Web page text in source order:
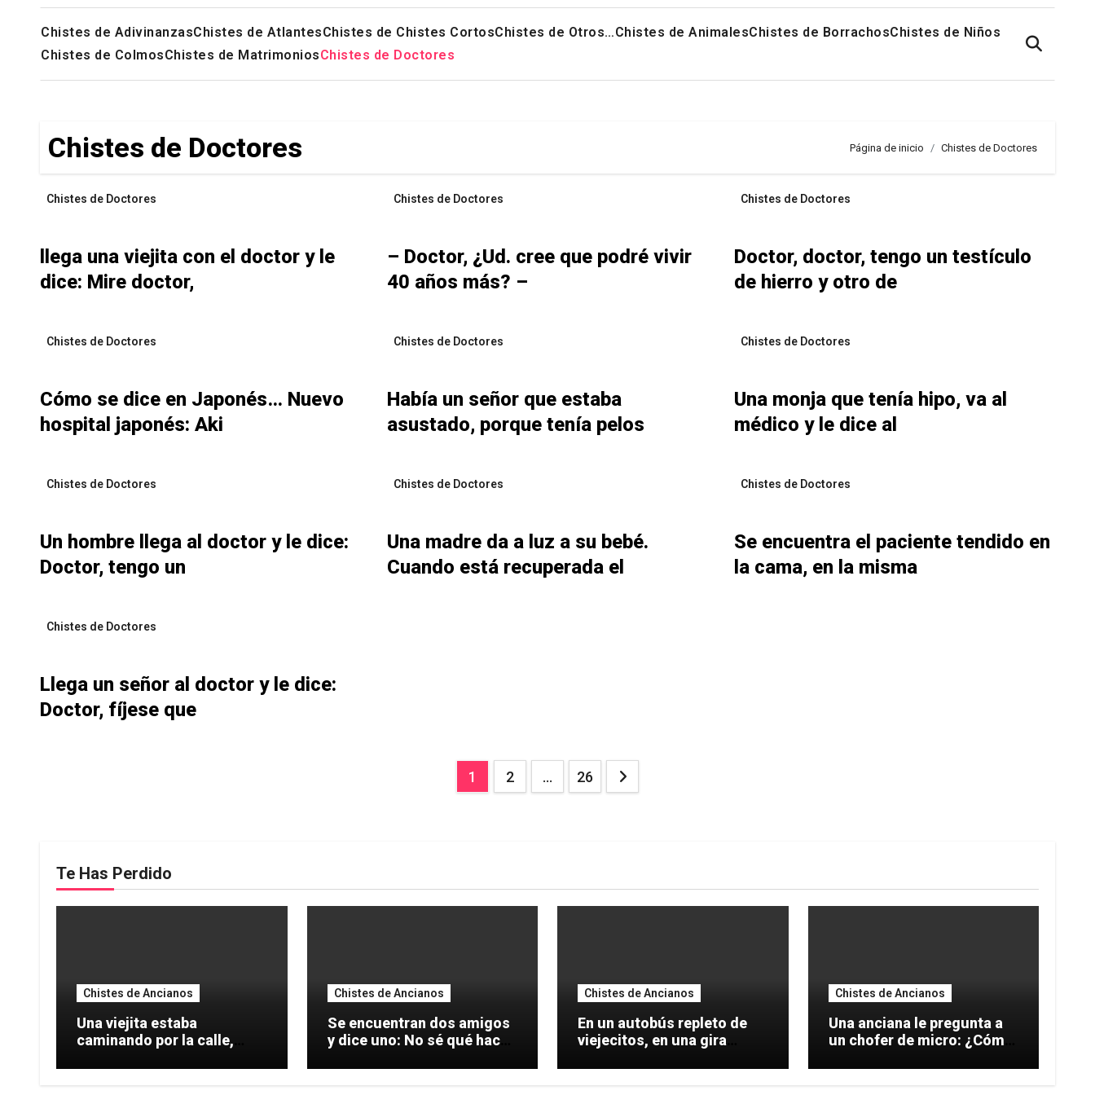
Chistes de AdivinanzasChistes de AtlantesChistes de Chistes CortosChistes de Otros…Chistes de AnimalesChistes de BorrachosChistes de Niños
Chistes de ColmosChistes de MatrimoniosChistes de Doctores
Chistes de Doctores Página de inicio Chistes de Doctores
Chistes de Doctores
llega una viejita con el doctor y le
dice: Mire doctor,
Chistes de Doctores
– Doctor, ¿Ud. cree que podré vivir
40 años más? –
Chistes de Doctores
Doctor, doctor, tengo un testículo
de hierro y otro de
Chistes de Doctores
Cómo se dice en Japonés… Nuevo
hospital japonés: Aki
Chistes de Doctores
Había un señor que estaba
asustado, porque tenía pelos
Chistes de Doctores
Una monja que tenía hipo, va al
médico y le dice al
Chistes de Doctores
Un hombre llega al doctor y le dice:
Doctor, tengo un
Chistes de Doctores
Una madre da a luz a su bebé.
Cuando está recuperada el
Chistes de Doctores
Se encuentra el paciente tendido en
la cama, en la misma
Chistes de Doctores
Llega un señor al doctor y le dice:
Doctor, fíjese que
Paginación
1 2 … 26
Te Has Perdido
Chistes de Ancianos
Una viejita estaba
caminando por la calle,
Chistes de Ancianos
Se encuentran dos amigos
y dice uno: No sé qué hacer
Chistes de Ancianos
En un autobús repleto de
viejecitos, en una gira
Chistes de Ancianos
Una anciana le pregunta a
un chofer de micro: ¿Cómo